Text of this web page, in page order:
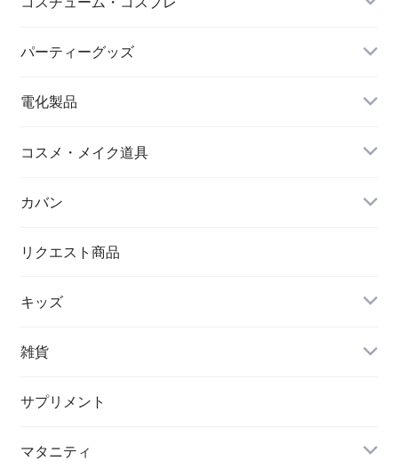
シワ取りテープ
クリスマス
パーティーグッズ
電化製品
ドローン
コスメ・メイク道具
メイクブラシ
シワ取りテープ
カバン
トートバッグ
リュック
クラッチバッグ
リクエスト商品
キッズ
アウター(女の子)
ボディケア・スキンケア
雑貨
POETIC
サプリメント
マタニティ